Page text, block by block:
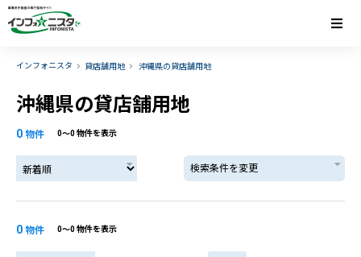
インフォニスタ 貸店舗用地 沖縄県の貸店舗用地
沖縄県の貸店舗用地
0 物件 0〜0 物件を表示
検索条件を変更
0 物件 0〜0 物件を表示